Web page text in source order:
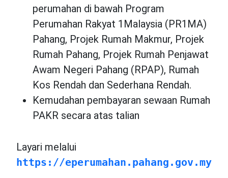
perumahan di bawah Program
Perumahan Rakyat 1Malaysia (PR1MA)
Pahang, Projek Rumah Makmur, Projek
Rumah Pahang, Projek Rumah Penjawat
Awam Negeri Pahang (RPAP), Rumah
Kos Rendah dan Sederhana Rendah.
Kemudahan pembayaran sewaan Rumah
PAKR secara atas talian
Layari melalui
https://eperumahan.pahang.gov.my